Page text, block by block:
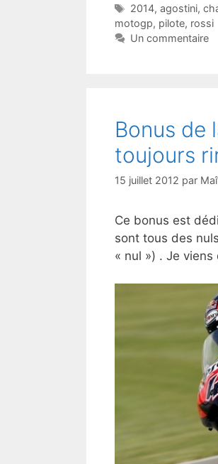
Étiquettes
2014, agostini,
motogp, pilote, rossi
Un commentaire
Bonus de
toujours
15 juillet 2012 par
Ce bonus est
sont tous des
« nul ») . Je